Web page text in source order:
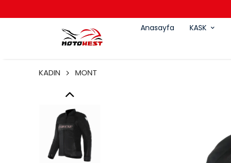
Anasayfa KASK
KADIN MONT